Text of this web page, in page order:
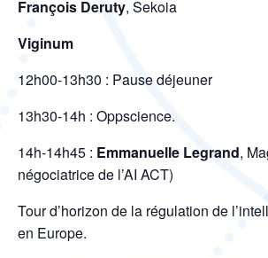
François Deruty, Sekoia
Viginum
12h00-13h30 : Pause déjeuner
13h30-14h : Oppscience.
14h-14h45 : Emmanuelle Legrand,
négociatrice de l’AI ACT)
Tour d’horizon de la régulation de
en Europe.